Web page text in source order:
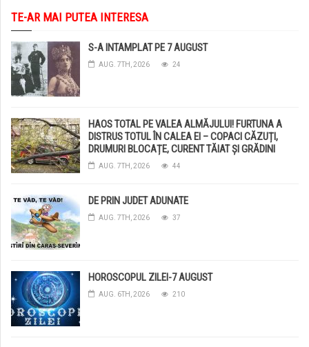
TE-AR MAI PUTEA INTERESA
S-A INTAMPLAT PE 7 AUGUST
AUG. 7TH, 2026 24
HAOS TOTAL PE VALEA ALMĂJULUI! FURTUNA A
DISTRUS TOTUL ÎN CALEA EI – COPACI CĂZUȚI,
DRUMURI BLOCAȚE, CURENT TĂIAT ȘI GRĂDINI
DISTRUSE DE GRINDINĂ!
AUG. 7TH, 2026 44
DE PRIN JUDET ADUNATE
AUG. 7TH, 2026 37
HOROSCOPUL ZILEI-7 AUGUST
AUG. 6TH, 2026 210